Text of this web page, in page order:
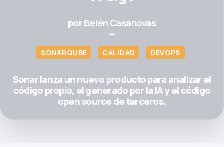
porBelén Casanovas
—
SONARQUBE CALIDAD DEVOPS
Sonar lanza un nuevo producto para analizar el
código propio, el generado por la IA y el código
open source de terceros.